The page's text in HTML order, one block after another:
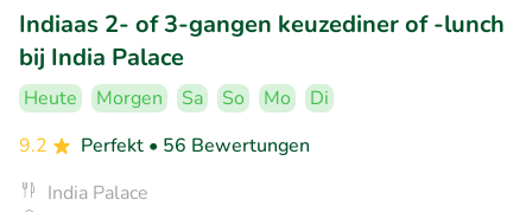
Indiaas 2- of 3-gangen keuzediner of -lunch
bij India Palace
Heute Morgen Sa So Mo
Di
9.2
Perfekt • 56 Bewertungen
India Palace